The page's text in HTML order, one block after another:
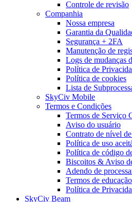
Controle de revisão
Companhia
Nossa empresa
Garantia da
Segurança + 2FA
Manutenção de
Logs de mudanças
Política de
Política de cookies
Lista de
SkyCiv Mobile
Termos e Condições
Termos de Serviço
Aviso do usuário
Contrato de nível
Política de uso
Política de código
Biscoitos & Aviso
Adendo de
Termos de educação
Política de
SkyCiv Beam